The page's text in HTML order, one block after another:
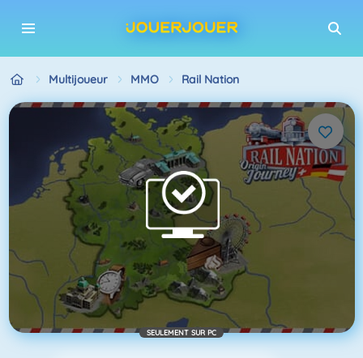
Multijoueur MMO Rail Nation
SEULEMENT SUR PC